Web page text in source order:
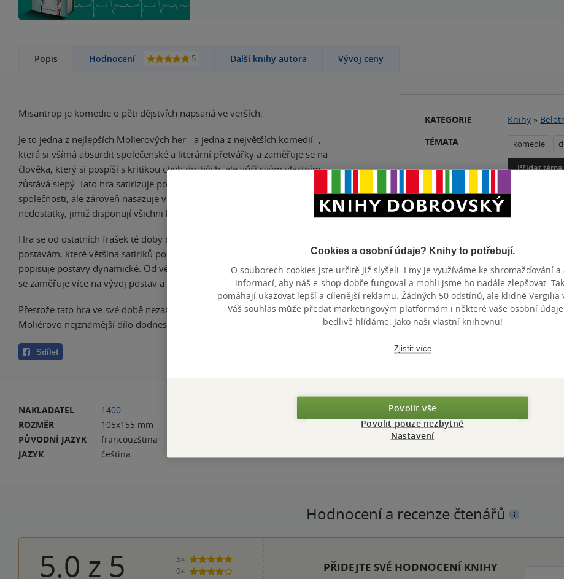
Popis Hodnocení 5 Další knihy autora Vývoj ceny
Misantrop je komedie o pěti dějstvích napsaná ve verších.
Je to jedna z nejlepších Molierových her - a jedna z největších komedií -,
která si všímá absurdit společenské a literární přetvářky a zaměřuje se na
člověka, který si pospíší s kritikou chyb druhých, ale vůči svým vlastním
zůstává slepý. Tato hra satirizuje pokrytectví francouzské aristokratické
společnosti, ale zároveň nasazuje vážnější tón, když poukazuje na
nedostatky, jimiž disponují všichni lidé.
Hra se od ostatních frašek té doby odlišuje tím, že oproti tradičně "plochým"
postavám, které většina satiriků používá ke kritice problémů ve společnosti,
popisuje postavy dynamické. Od většiny Molierových děl se také liší tím, že
se zaměřuje více na vývoj postav a drobné nuance než na dějovou progresi.
Přestože tato hra ve své době nezaznamenala komerční úspěch, přežívá jako
Moliérovo nejznámější dílo dodnes.
Sdílet
KATEGORIE Knihy »
TÉMATA
komedie
Přidat téma
NAKLADATEL
1400
ROZMĚR
105x155 mm
PŮVODNÍ JAZYK
francouzština
JAZYK
čeština
měkká vazba
Hodnocení a recenze čtenářů
5.0 z 5 5×
5 hvězdiček
0×
4 hvězdičky
PŘIDEJTE SVÉ HODNOCENÍ KNIHY
Cookies a osobní údaje? Knihy to potřebují.
O souborech cookies jste určitě již slyšeli. I my je využíváme ke shromažďování a
informací, aby náš e-shop dobře fungoval a mohli jsme ho nadále zlepšovat.
pomáhají ukazovat lepší a cílenější reklamu. Žádných 50 odstínů, ale klidně Vergilia
Váš souhlas může předat marketingovým platformám i některé vaše osobní
bedlivě hlídáme. Jako naši vlastní knihovnu!
Zjistit více
Povolit vše
Povolit pouze nezbytné
Nastavení